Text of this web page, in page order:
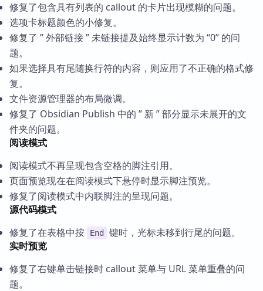
修复了包含具有列表的 callout 的卡片出现模糊的问题。
选项卡标题颜色的小修复。
修复了 ” 外部链接 ” 未链接提及始终显示计数为 “0” 的问
题。
如果选择具有尾随换行符的内容，则应用了不正确的格式修
复。
文件资源管理器的布局微调。
修复了 Obsidian Publish 中的 ” 新 ” 部分显示未展开的文
件夹的问题。
阅读模式
阅读模式不再呈现包含空格的脚注引用。
页面预览现在在阅读模式下悬停时显示脚注预览。
修复了阅读模式中内联脚注的呈现问题。
源代码模式
修复了在表格中按
End
键时，光标未移到行尾的问题。
实时预览
修复了右键单击链接时 callout 菜单与 URL 菜单重叠的问
题。